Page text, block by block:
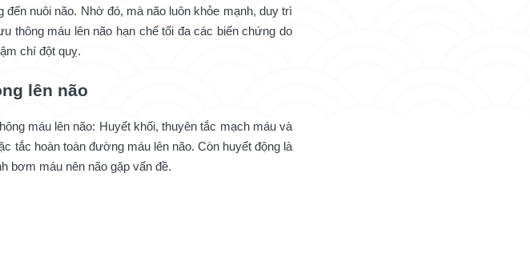
nuôi não. Nhờ đó, mà não luôn khỏe mạnh, duy trì
thông máu lên não hạn chế tối đa các biến chứng do
chí đột quỵ.
lên não
máu lên não: Huyết khối, thuyên tắc mạch máu và
tắc hoàn toàn đường máu lên não. Còn huyết động là
bơm máu nên não gặp vấn đề.